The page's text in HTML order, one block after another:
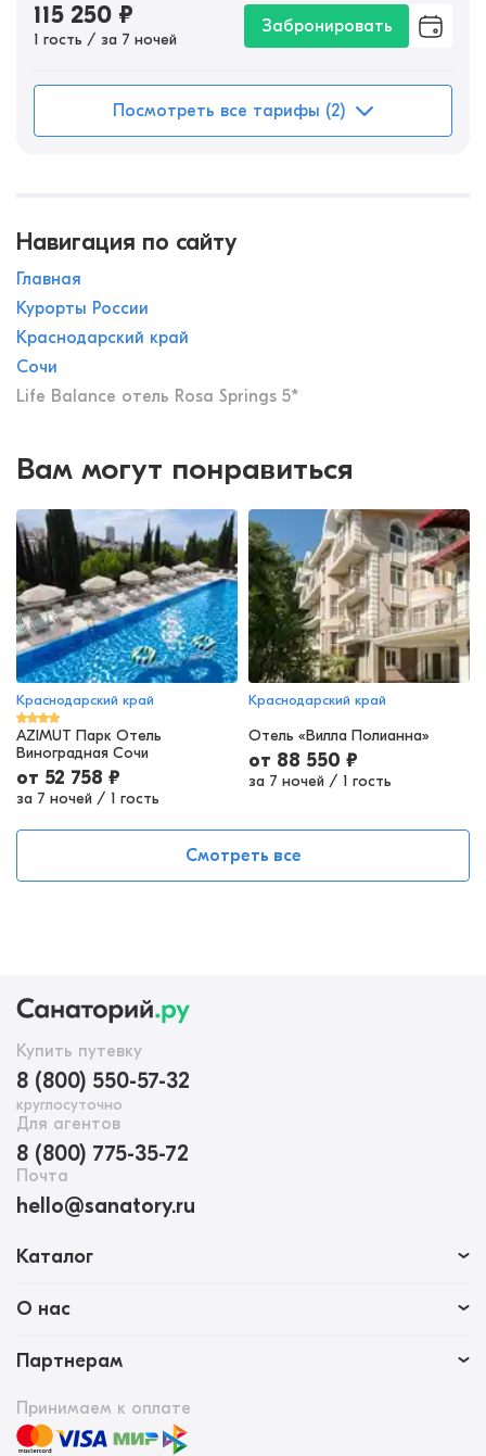
115 250 ₽
1 гость / за 7 ночей
Забронировать
Посмотреть все тарифы (2)
Навигация по сайту
Главная
Курорты России
Краснодарский край
Сочи
Life Balance отель Rosa Springs 5*
Вам могут понравиться
Краснодарский край
AZIMUT Парк Отель
Виноградная Сочи
от 52 758 ₽
за 7 ночей / 1 гость
Краснодарский край
Отель «Вилла Полианна»
от 88 550 ₽
за 7 ночей / 1 гость
Смотреть все
Купить путевку
8 (800) 550-57-32
круглосуточно
Для агентов
8 (800) 775-35-72
Почта
hello@sanatory.ru
Каталог
О нас
Партнерам
Принимаем к оплате